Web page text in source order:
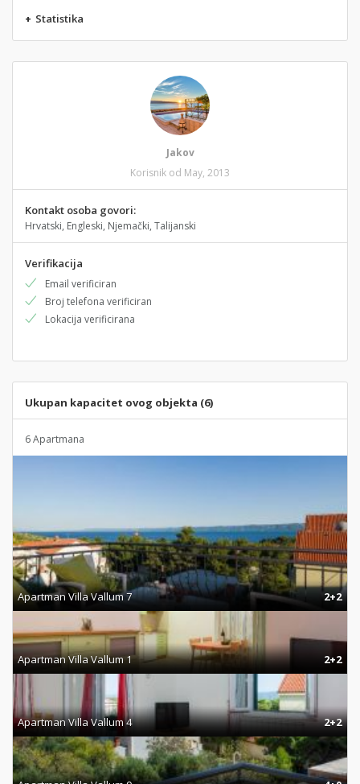
+ Statistika
Jakov
Korisnik od May, 2013
Kontakt osoba govori:
Hrvatski, Engleski, Njemački, Talijanski
Verifikacija
Email verificiran
Broj telefona verificiran
Lokacija verificirana
Ukupan kapacitet ovog objekta (6)
6 Apartmana
Apartman Villa Vallum 7 2+2
Apartman Villa Vallum 1 2+2
Apartman Villa Vallum 4 2+2